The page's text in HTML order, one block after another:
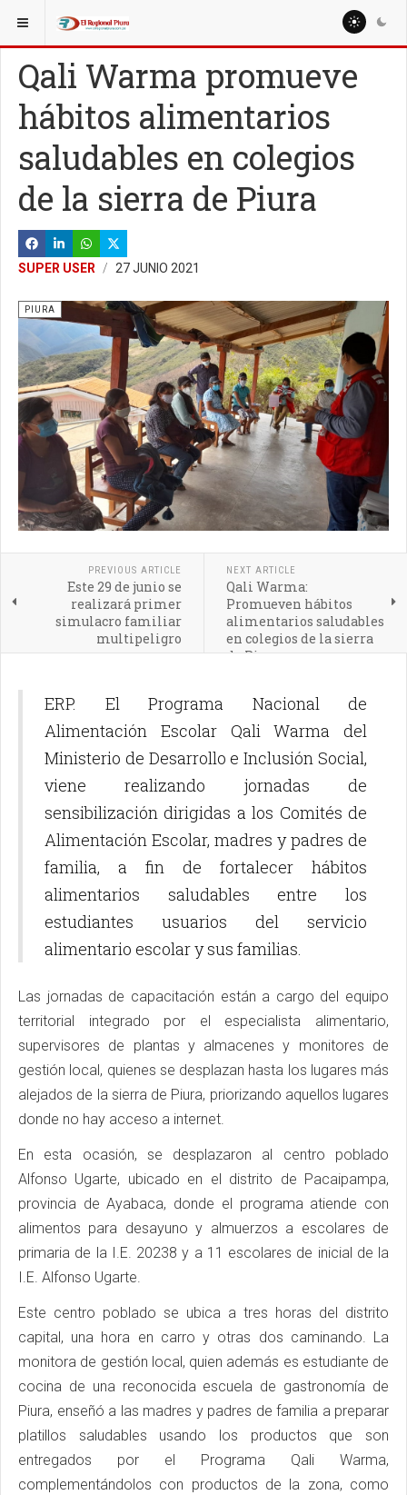
ESTÁ AQUÍ: REGIÓN PIURA
Qali Warma promueve
hábitos alimentarios
saludables en colegios
de la sierra de Piura
SUPER USER 27 JUNIO 2021
PIURA
PREVIOUS ARTICLE
Este 29 de junio se
realizará primer
simulacro familiar
multipeligro
NEXT ARTICLE
Qali Warma:
Promueven hábitos
alimentarios saludables
en colegios de la sierra
de Piura
ERP. El Programa Nacional de
Alimentación Escolar Qali Warma del
Ministerio de Desarrollo e Inclusión Social,
viene realizando jornadas de
sensibilización dirigidas a los Comités de
Alimentación Escolar, madres y padres de
familia, a fin de fortalecer hábitos
alimentarios saludables entre los
estudiantes usuarios del servicio
alimentario escolar y sus familias.
Las jornadas de capacitación están a cargo del equipo
territorial integrado por el especialista alimentario,
supervisores de plantas y almacenes y monitores de
gestión local, quienes se desplazan hasta los lugares más
alejados de la sierra de Piura, priorizando aquellos lugares
donde no hay acceso a internet.
En esta ocasión, se desplazaron al centro poblado
Alfonso Ugarte, ubicado en el distrito de Pacaipampa,
provincia de Ayabaca, donde el programa atiende con
alimentos para desayuno y almuerzos a escolares de
primaria de la I.E. 20238 y a 11 escolares de inicial de la
I.E. Alfonso Ugarte.
Este centro poblado se ubica a tres horas del distrito
capital, una hora en carro y otras dos caminando. La
monitora de gestión local, quien además es estudiante de
cocina de una reconocida escuela de gastronomía de
Piura, enseñó a las madres y padres de familia a preparar
platillos saludables usando los productos que son
entregados por el Programa Qali Warma,
complementándolos con productos de la zona, como